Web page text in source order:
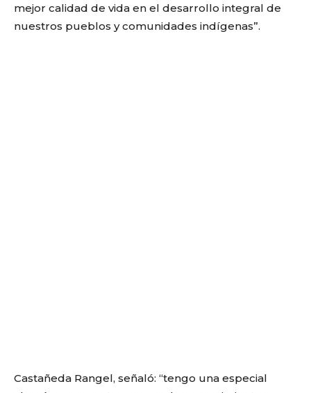
mejor calidad de vida en el desarrollo integral de
nuestros pueblos y comunidades indígenas”.
Castañeda Rangel, señaló: “tengo una especial